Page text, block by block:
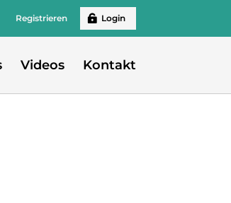
Registrieren Login
Videos Kontakt